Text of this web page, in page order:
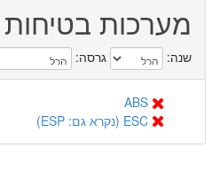
מערכות בטיחות
שנה: גרסה:
ABS
ESC (נקרא גם: ESP)